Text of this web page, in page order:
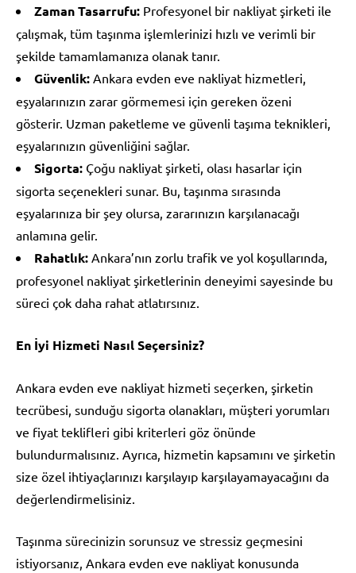
Zaman Tasarrufu: Profesyonel bir nakliyat şirketi ile
çalışmak, tüm taşınma işlemlerinizi hızlı ve verimli bir
şekilde tamamlamanıza olanak tanır.
Güvenlik: Ankara evden eve nakliyat hizmetleri,
eşyalarınızın zarar görmemesi için gereken özeni
gösterir. Uzman paketleme ve güvenli taşıma teknikleri,
eşyalarınızın güvenliğini sağlar.
Sigorta: Çoğu nakliyat şirketi, olası hasarlar için
sigorta seçenekleri sunar. Bu, taşınma sırasında
eşyalarınıza bir şey olursa, zararınızın karşılanacağı
anlamına gelir.
Rahatlık: Ankara’nın zorlu trafik ve yol koşullarında,
profesyonel nakliyat şirketlerinin deneyimi sayesinde bu
süreci çok daha rahat atlatırsınız.
En İyi Hizmeti Nasıl Seçersiniz?
Ankara evden eve nakliyat hizmeti seçerken, şirketin
tecrübesi, sunduğu sigorta olanakları, müşteri yorumları
ve fiyat teklifleri gibi kriterleri göz önünde
bulundurmalısınız. Ayrıca, hizmetin kapsamını ve şirketin
size özel ihtiyaçlarınızı karşılayıp karşılayamayacağını da
değerlendirmelisiniz.
Taşınma sürecinizin sorunsuz ve stressiz geçmesini
istiyorsanız, Ankara evden eve nakliyat konusunda